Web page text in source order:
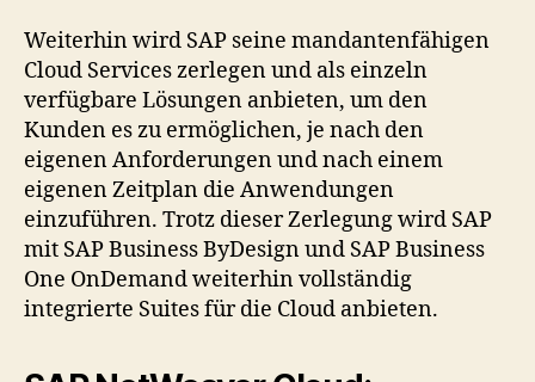
Weiterhin wird SAP seine mandantenfähigen
Cloud Services zerlegen und als einzeln
verfügbare Lösungen anbieten, um den
Kunden es zu ermöglichen, je nach den
eigenen Anforderungen und nach einem
eigenen Zeitplan die Anwendungen
einzuführen. Trotz dieser Zerlegung wird SAP
mit SAP Business ByDesign und SAP Business
One OnDemand weiterhin vollständig
integrierte Suites für die Cloud anbieten.